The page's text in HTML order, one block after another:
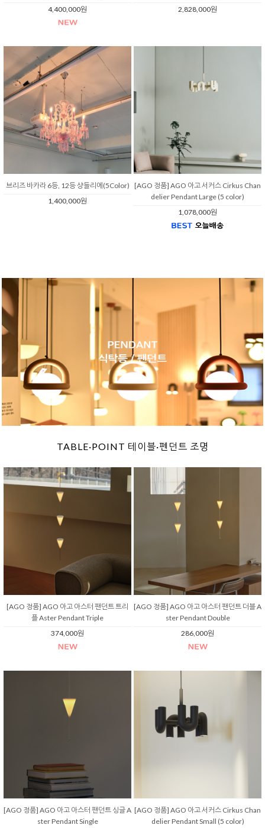
4,400,000원
2,828,000원
브리즈 바카라 6등, 12등 샹들리에(5Color)
1,400,000원
[AGO 정품] AGO 아고 서커스 Cirkus Chan
delier Pendant Large (5 color)
1,078,000원
TABLE·POINT 테이블·펜던트 조명
[AGO 정품] AGO 아고 아스터 팬던트 트리
플 Aster Pendant Triple
374,000원
[AGO 정품] AGO 아고 아스터 팬던트 더블 A
ster Pendant Double
286,000원
[AGO 정품] AGO 아고 아스터 팬던트 싱글 A
ster Pendant Single
[AGO 정품] AGO 아고 서커스 Cirkus Chan
delier Pendant Small (5 color)